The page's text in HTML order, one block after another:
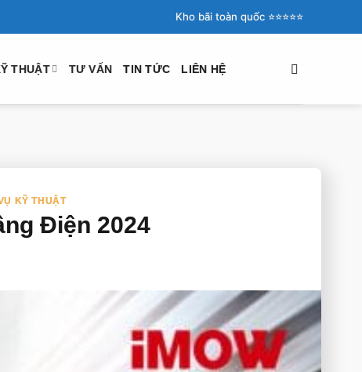
Kho bãi toàn quốc ⭐️⭐️⭐️⭐️⭐️
THUẬT TƯ VẤN TIN TỨC LIÊN HỆ
KỸ THUẬT
Điện 2024